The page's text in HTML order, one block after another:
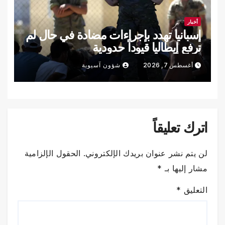
أخبار
إسبانيا تهدد بإجراءات مضادة في حال لم
ترفع إيطاليا قيوداً حدودية
أغسطس 7, 2026 شؤون آسيوية
اترك تعليقاً
لن يتم نشر عنوان بريدك الإلكتروني. الحقول الإلزامية
مشار إليها بـ *
التعليق *